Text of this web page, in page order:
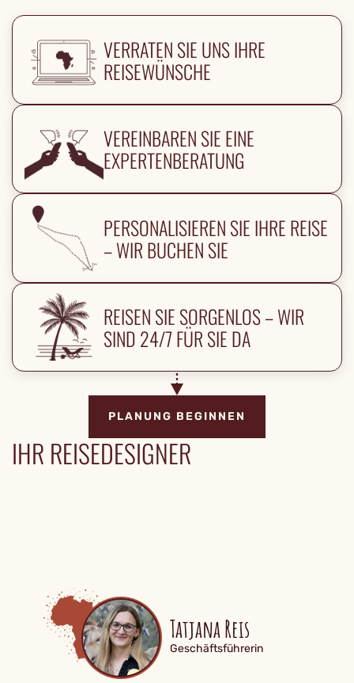
VERRATEN SIE UNS IHRE
REISEWÜNSCHE
VEREINBAREN SIE EINE
EXPERTENBERATUNG
PERSONALISIEREN SIE IHRE REISE
– WIR BUCHEN SIE
REISEN SIE SORGENLOS – WIR
SIND 24/7 FÜR SIE DA
PLANUNG BEGINNEN
IHR REISEDESIGNER
Tatjana Reis
Geschäftsführerin